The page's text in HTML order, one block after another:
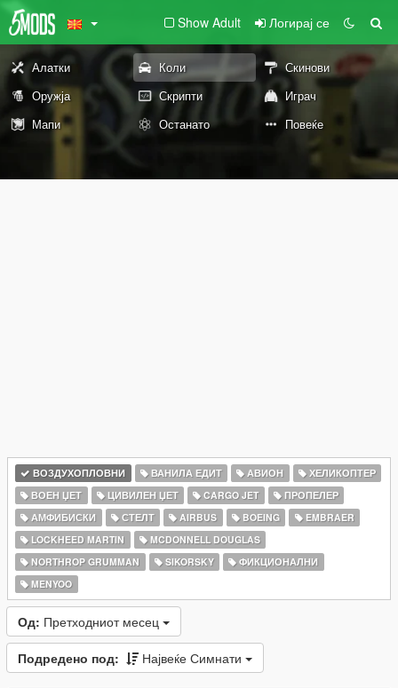
Show Adult Логирај се
Алатки Коли
Скинови
Оружја
Скрипти
Играч
Мапи
Останато Повеќе
ВОЗДУХОПЛОВНИ ВАНИЛА ЕДИТ АВИОН
ХЕЛИКОПТЕР
ВОЕН ЏЕТ
ЦИВИЛЕН ЏЕТ CARGO JET
ПРОПЕЛЕР
АМФИБИСКИ
СТЕЛТ AIRBUS BOEING
EMBRAER
LOCKHEED MARTIN
MCDONNELL DOUGLAS
NORTHROP GRUMMAN
SIKORSKY
ФИКЦИОНАЛНИ
MENYOO
Од: Претходниот месец
Подредено под: Највеќе Симнати